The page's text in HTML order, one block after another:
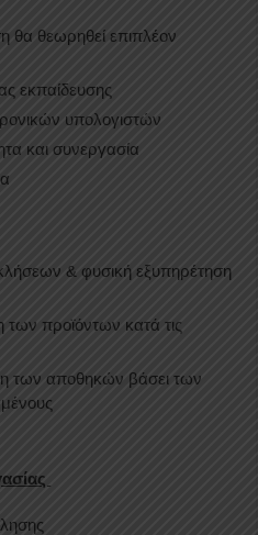
θα θεωρηθεί επιπλέον
εκπαίδευσης
υπολογιστών
και συνεργασία
& φυσική εξυπηρέτηση
των προϊόντων κατά τις
των αποθηκών βάσει των